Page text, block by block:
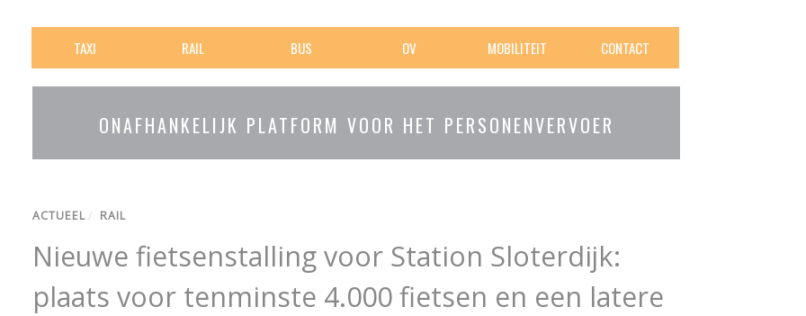
TAXI RAIL BUS OV MOBILITEIT CONTACT
ONAFHANKELIJK PLATFORM VOOR HET PERSONENVERVOER
ACTUEEL/ RAIL
Nieuwe fietsenstalling voor Station Sloterdijk:
plaats voor tenminste 4.000 fietsen en een latere